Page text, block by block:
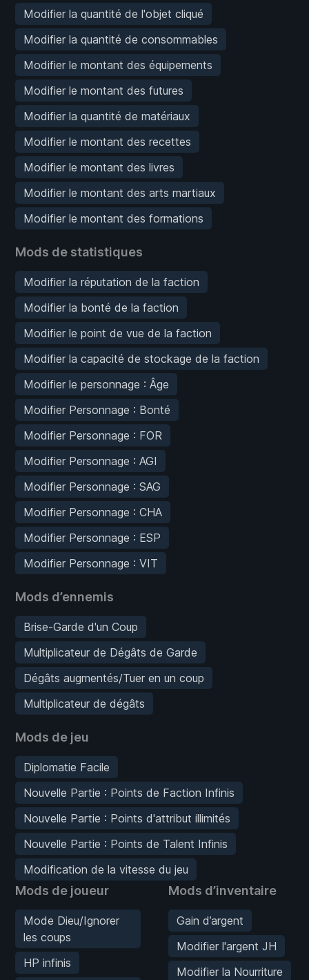
Modifier la quantité de l'objet cliqué
Modifier la quantité de consommables
Modifier le montant des équipements
Modifier le montant des futures
Modifier la quantité de matériaux
Modifier le montant des recettes
Modifier le montant des livres
Modifier le montant des arts martiaux
Modifier le montant des formations
Mods de statistiques
Modifier la réputation de la faction
Modifier la bonté de la faction
Modifier le point de vue de la faction
Modifier la capacité de stockage de la faction
Modifier le personnage : Âge
Modifier Personnage : Bonté
Modifier Personnage : FOR
Modifier Personnage : AGI
Modifier Personnage : SAG
Modifier Personnage : CHA
Modifier Personnage : ESP
Modifier Personnage : VIT
Mods d’ennemis
Brise-Garde d'un Coup
Multiplicateur de Dégâts de Garde
Dégâts augmentés/Tuer en un coup
Multiplicateur de dégâts
Mods de jeu
Diplomatie Facile
Nouvelle Partie : Points de Faction Infinis
Nouvelle Partie : Points d'attribut illimités
Nouvelle Partie : Points de Talent Infinis
Modification de la vitesse du jeu
Mods de joueur
Mode Dieu/Ignorer
les coups
HP infinis
Mods d’inventaire
Gain d’argent
Modifier l'argent JH
Modifier la Nourriture